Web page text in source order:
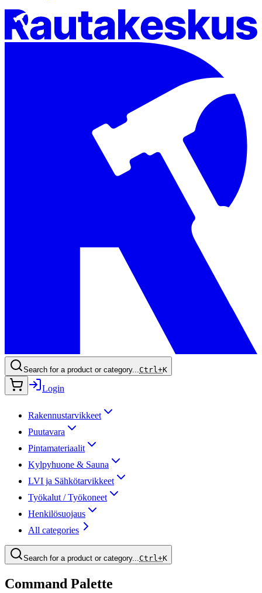
Search for a product or category...Ctrl+K
Login
Rakennustarvikkeet
Puutavara
Pintamateriaalit
Kylpyhuone & Sauna
LVI ja Sähkötarvikkeet
Työkalut / Työkoneet
Henkilösuojaus
All categories
Search for a product or category...Ctrl+K
Command Palette